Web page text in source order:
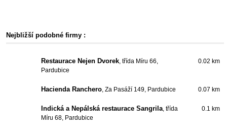
Nejbližší podobné firmy :
Restaurace Nejen Dvorek, třída Míru 66,
Pardubice
0.02 km
Hacienda Ranchero, Za Pasáží 149, Pardubice 0.07 km
Indická a Nepálská restaurace Sangrila, třída
Míru 68, Pardubice
0.1 km